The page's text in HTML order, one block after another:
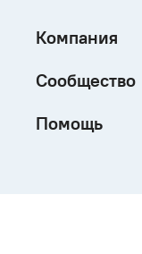
Компания
Сообщество
Помощь